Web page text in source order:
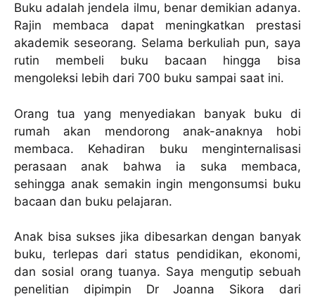
Buku adalah jendela ilmu, benar demikian adanya.
Rajin membaca dapat meningkatkan prestasi
akademik seseorang. Selama berkuliah pun, saya
rutin membeli buku bacaan hingga bisa
mengoleksi lebih dari 700 buku sampai saat ini.
Orang tua yang menyediakan banyak buku di
rumah akan mendorong anak-anaknya hobi
membaca. Kehadiran buku menginternalisasi
perasaan anak bahwa ia suka membaca,
sehingga anak semakin ingin mengonsumsi buku
bacaan dan buku pelajaran.
Anak bisa sukses jika dibesarkan dengan banyak
buku, terlepas dari status pendidikan, ekonomi,
dan sosial orang tuanya. Saya mengutip sebuah
penelitian dipimpin Dr Joanna Sikora dari